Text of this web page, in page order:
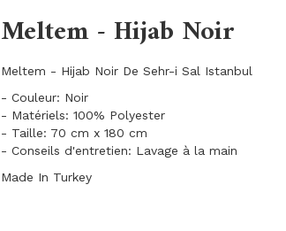
Meltem - Hijab Noir
Meltem - Hijab Noir De Sehr-i Sal Istanbul
- Couleur: Noir
- Matériels: 100% Polyester
- Taille: 70 cm x 180 cm
- Conseils d'entretien: Lavage à la main
Made In Turkey